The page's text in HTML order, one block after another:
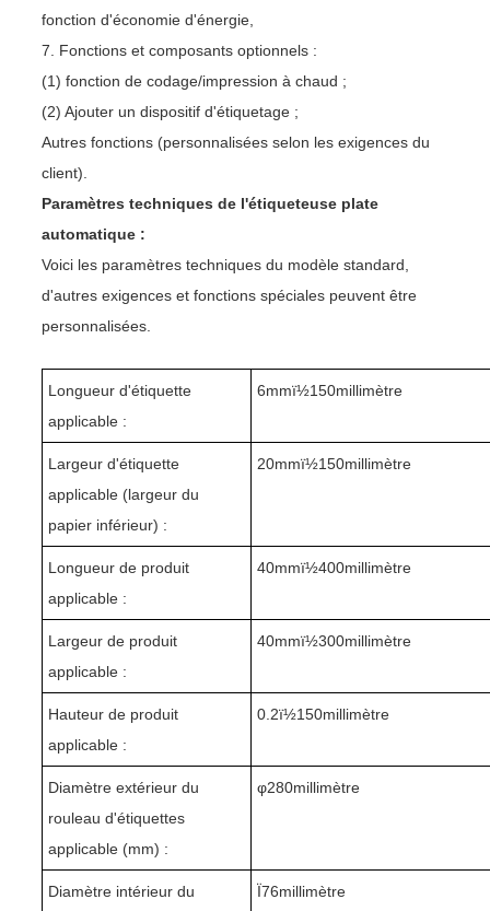
fonction d'économie d'énergie,
7. Fonctions et composants optionnels :
(1) fonction de codage/impression à chaud ;
(2) Ajouter un dispositif d'étiquetage ;
Autres fonctions (personnalisées selon les exigences du
client).
Paramètres techniques de l'étiqueteuse plate
automatique :
Voici les paramètres techniques du modèle standard,
d'autres exigences et fonctions spéciales peuvent être
personnalisées.
Longueur d'étiquette
applicable :
6mmï½150millimètre
Largeur d'étiquette
applicable (largeur du
papier inférieur) :
20mmï½150millimètre
Longueur de produit
applicable :
40mmï½400millimètre
Largeur de produit
applicable :
40mmï½300millimètre
Hauteur de produit
applicable :
0.2ï½150millimètre
Diamètre extérieur du
rouleau d'étiquettes
applicable (mm) :
φ280millimètre
Diamètre intérieur du
Ï76millimètre